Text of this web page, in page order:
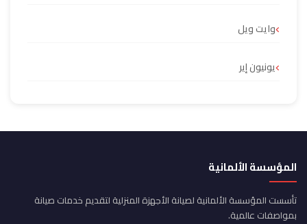
وايت ويل
يونيون إير
المؤسسة الألمانية
تأسست المؤسسة الألمانية لصيانة الأجهزة المنزلية لتقديم خدمات صيانة
بمواصفات عالمية.